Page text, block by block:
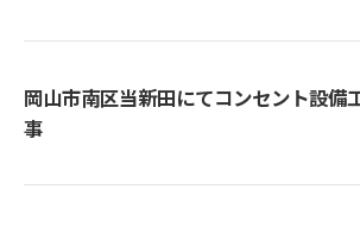
岡山市南区当新田にてコンセント設備
事